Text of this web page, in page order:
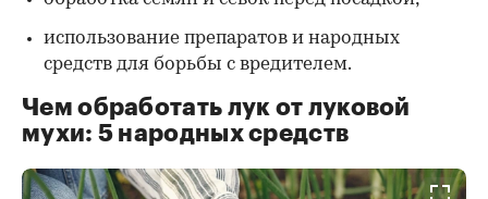
использование препаратов и народных
средств для борьбы с вредителем.
Чем обработать лук от луковой
мухи: 5 народных средств